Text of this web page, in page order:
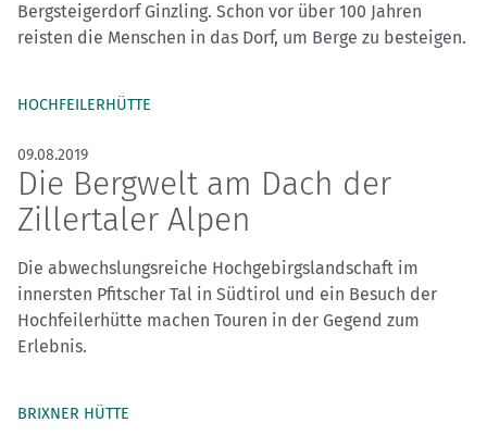
Bergsteigerdorf Ginzling. Schon vor über 100 Jahren
reisten die Menschen in das Dorf, um Berge zu besteigen.
HOCHFEILERHÜTTE
09.08.2019
Die Bergwelt am Dach der
Zillertaler Alpen
Die abwechslungsreiche Hochgebirgslandschaft im
innersten Pfitscher Tal in Südtirol und ein Besuch der
Hochfeilerhütte machen Touren in der Gegend zum
Erlebnis.
BRIXNER HÜTTE